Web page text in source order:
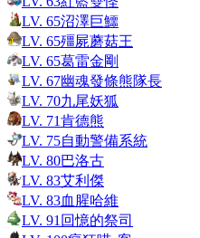
LV. 65沼澤巨鱷
LV. 65殭屍蘑菇王
LV. 65葛雷金剛
LV. 67幽魂發條熊隊長
LV. 70九尾妖狐
LV. 71肯德熊
LV. 75自動警備系統
LV. 80巴洛古
LV. 83艾利傑
LV. 83血腥哈維
LV. 91 回憶的祭司